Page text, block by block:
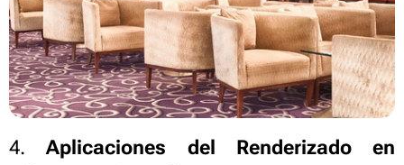
4.Aplicaciones del Renderizado en